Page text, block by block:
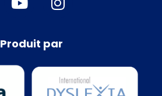
Produit par